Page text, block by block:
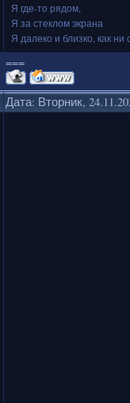
Я где-то рядом,
Я за стеклом экрана
Я далеко и близко, как ни
===
Дата: Вторник,